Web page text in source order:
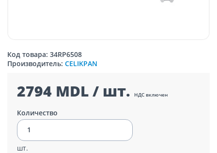
Код товара: 34RP6508
Производитель: CELIKPAN
2794 MDL / шт. НДС включен
Количество
шт.